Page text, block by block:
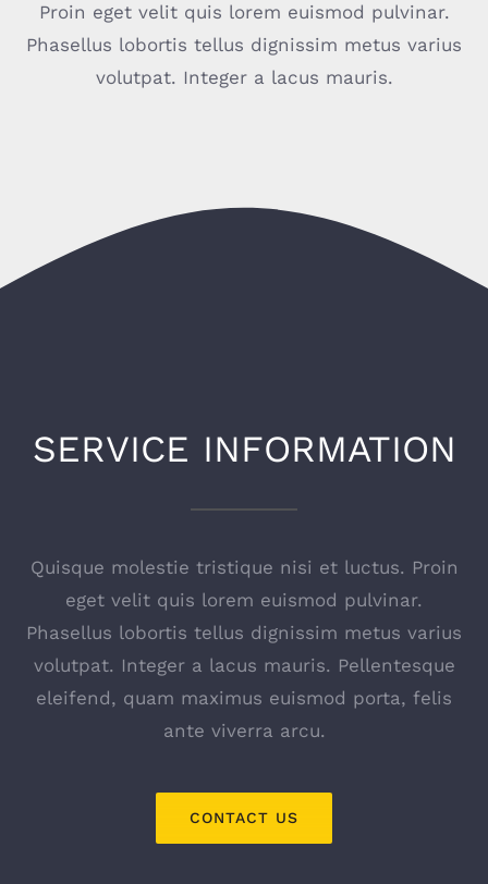
Proin eget velit quis lorem euismod pulvinar.
Phasellus lobortis tellus dignissim metus varius
volutpat. Integer a lacus mauris.
SERVICE INFORMATION
Quisque molestie tristique nisi et luctus. Proin
eget velit quis lorem euismod pulvinar.
Phasellus lobortis tellus dignissim metus varius
volutpat. Integer a lacus mauris. Pellentesque
eleifend, quam maximus euismod porta, felis
ante viverra arcu.
CONTACT US